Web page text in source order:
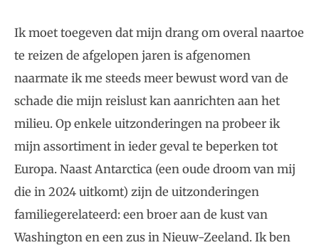
Ik moet toegeven dat mijn drang om overal naartoe
te reizen de afgelopen jaren is afgenomen
naarmate ik me steeds meer bewust word van de
schade die mijn reislust kan aanrichten aan het
milieu. Op enkele uitzonderingen na probeer ik
mijn assortiment in ieder geval te beperken tot
Europa. Naast Antarctica (een oude droom van mij
die in 2024 uitkomt) zijn de uitzonderingen
familiegerelateerd: een broer aan de kust van
Washington en een zus in Nieuw-Zeeland. Ik ben